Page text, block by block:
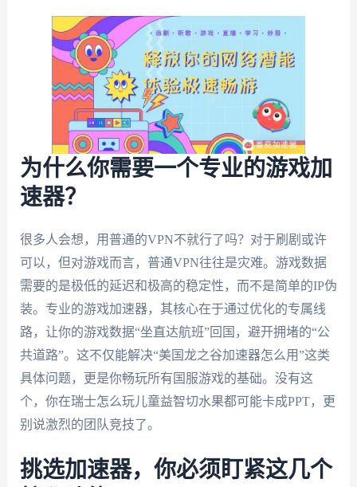
为什么你需要一个专业的游戏加
速器？
很多人会想，用普通的VPN不就行了吗？对于刷剧或许
可以，但对游戏而言，普通VPN往往是灾难。游戏数据
需要的是极低的延迟和极高的稳定性，而不是简单的IP伪
装。专业的游戏加速器，其核心在于通过优化的专属线
路，让你的游戏数据“坐直达航班”回国，避开拥堵的“公
共道路”。这不仅能解决“美国龙之谷加速器怎么用”这类
具体问题，更是你畅玩所有国服游戏的基础。没有这
个，你在瑞士怎么玩儿童益智切水果都可能卡成PPT，更
别说激烈的团队竞技了。
挑选加速器，你必须盯紧这几个